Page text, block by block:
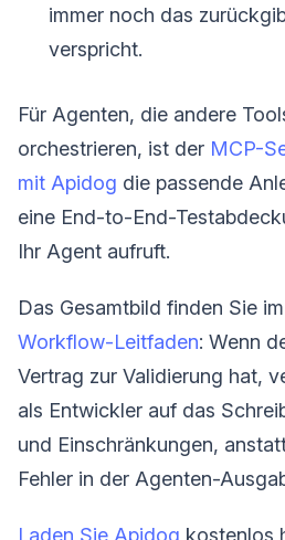
immer noch das
verspricht.
Für Agenten, die andere
orchestrieren, ist der MCP-
mit Apidog die passende
eine End-to-End-
Ihr Agent aufruft.
Das Gesamtbild finden Sie im
Workflow-Leitfaden: Wenn
Vertrag zur Validierung hat,
als Entwickler auf das
und Einschränkungen,
Fehler in der Agenten-
Laden Sie Apidog kostenlos